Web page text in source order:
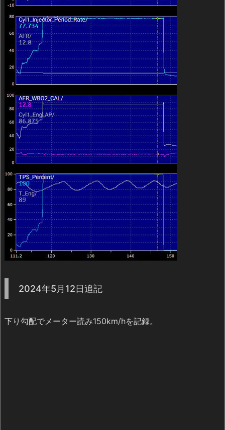
2024年5月12日追記
下り勾配でメーター読み150km/hを記録。